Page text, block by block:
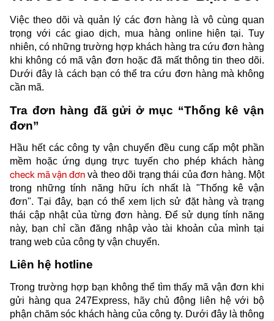
Việc theo dõi và quản lý các đơn hàng là vô cùng quan
trọng với các giao dịch, mua hàng online hiện tại. Tuy
nhiên, có những trường hợp khách hàng tra cứu đơn hàng
khi không có mã vận đơn hoặc đã mất thông tin theo dõi.
Dưới đây là cách bạn có thể tra cứu đơn hàng mà không
cần mã.
Tra đơn hàng đã gửi ở mục “Thống kê vận
đơn”
Hầu hết các công ty vận chuyển đều cung cấp một phần
check mã vận đơn và theo dõi trạng thái của đơn hàng. Một
trong những tính năng hữu ích nhất là "Thống kê vận
đơn". Tại đây, bạn có thể xem lịch sử đặt hàng và trạng
thái cập nhật của từng đơn hàng. Để sử dụng tính năng
này, bạn chỉ cần đăng nhập vào tài khoản của mình tại
trang web của công ty vận chuyển.
Liên hệ hotline
Trong trường hợp bạn không thể tìm thấy mã vận đơn khi
gửi hàng qua 247Express, hãy chủ động liên hệ với bộ
phận chăm sóc khách hàng của công ty. Dưới đây là thông